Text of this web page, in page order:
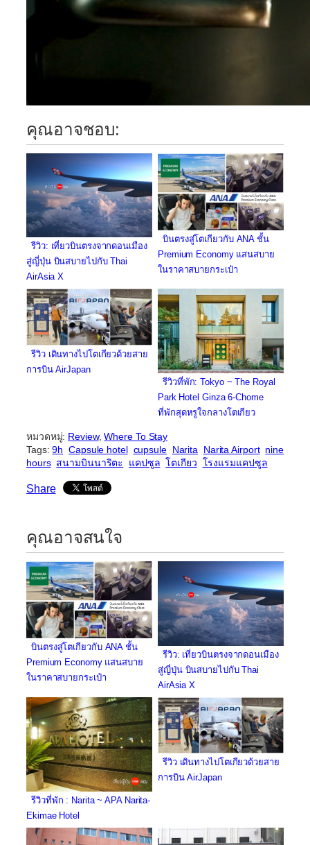
คุณอาจชอบ:
รีวิว: เที่ยวบินตรงจากดอนเมือง
สู่ญี่ปุ่น บินสบายไปกับ Thai
AirAsia X
บินตรงสู่โตเกียวกับ ANA ชั้น
Premium Economy แสนสบาย
ในราคาสบายกระเป๋า
รีวิว เดินทางไปโตเกียวด้วยสาย
การบิน AirJapan
รีวิวที่พัก: Tokyo ~ The Royal
Park Hotel Ginza 6-Chome
ที่พักสุดหรูใจกลางโตเกียว
หมวดหมู่: Review, Where To Stay
Tags:9h Capsule hotel cupsule Narita Narita Airport nine
hours สนามบินนาริตะ แคปซูล โตเกียว โรงแรมแคปซูล
Share
คุณอาจสนใจ
บินตรงสู่โตเกียวกับ ANA ชั้น
Premium Economy แสนสบาย
ในราคาสบายกระเป๋า
รีวิว: เที่ยวบินตรงจากดอนเมือง
สู่ญี่ปุ่น บินสบายไปกับ Thai
AirAsia X
รีวิวที่พัก : Narita ~ APA Narita-
Ekimae Hotel
รีวิว เดินทางไปโตเกียวด้วยสาย
การบิน AirJapan